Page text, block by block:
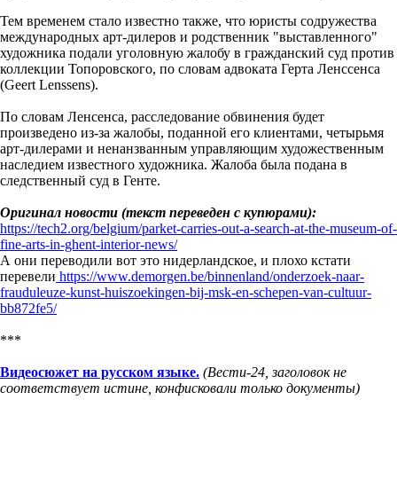
Тем временем стало известно также, что юристы содружества
международных арт-дилеров и родственник "выставленного"
художника подали уголовную жалобу в гражданский суд против
коллекции Топоровского, по словам адвоката Герта Ленссенса
(Geert Lenssens).
По словам Ленсенса, расследование обвинения будет
произведено из-за жалобы, поданной его клиентами, четырьмя
арт-дилерами и ненанзванным управляющим художественным
наследием известного художника. Жалоба была подана в
следственный суд в Генте.
Оригинал новости (текст переведен с купюрами):
https://tech2.org/belgium/parket-carries-out-a-search-at-the-museum-of-
fine-arts-in-ghent-interior-news/
А они переводили вот это нидерландское, и плохо кстати
перевели https://www.demorgen.be/binnenland/onderzoek-naar-
frauduleuze-kunst-huiszoekingen-bij-msk-en-schepen-van-cultuur-
bb872fe5/
***
Видеосюжет на русском языке. (Вести-24, заголовок не
соответствует истине, конфисковали только документы)